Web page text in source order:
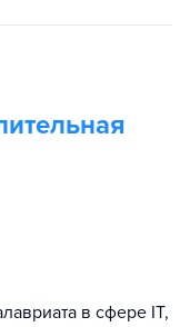
в сфере IT,